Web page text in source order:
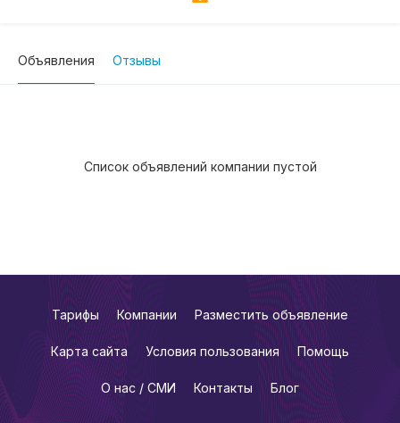
Объявления Отзывы
Список объявлений компании пустой
Тарифы Компании Разместить объявление
Карта сайта Условия пользования Помощь
О нас / СМИ Контакты Блог